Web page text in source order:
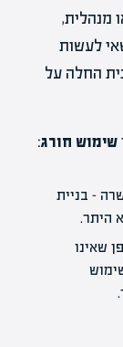
או מנהלית,
לעשות
החלה על
שימוש חורג:
– בניית
היתר.
שאינו